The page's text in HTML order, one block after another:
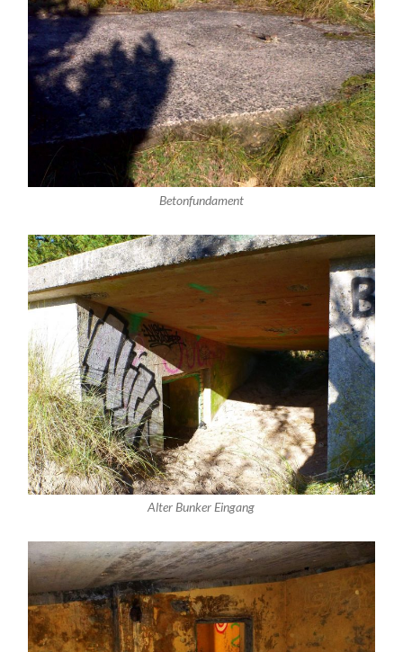
Betonfundament
Alter Bunker Eingang